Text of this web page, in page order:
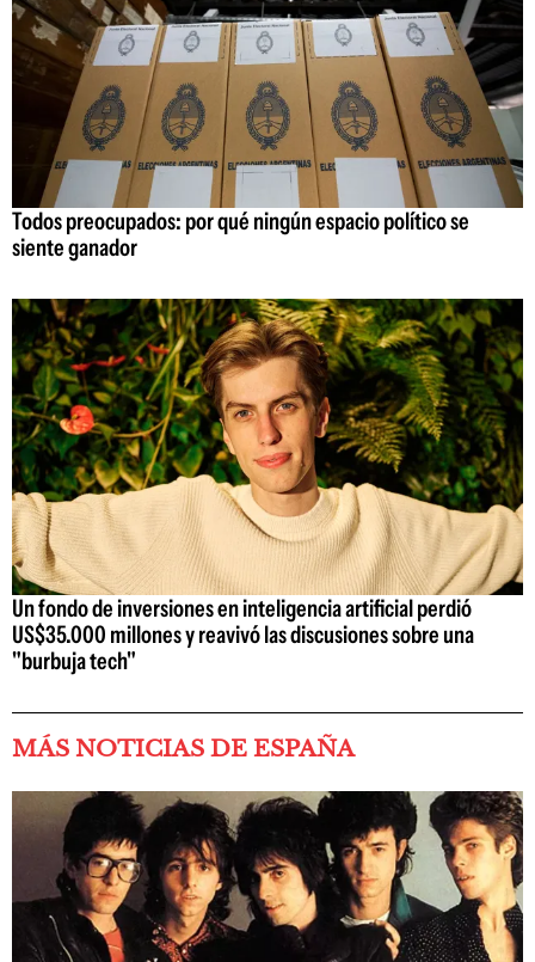
Todos preocupados: por qué ningún espacio político se
siente ganador
Un fondo de inversiones en inteligencia artificial perdió
US$35.000 millones y reavivó las discusiones sobre una
"burbuja tech"
MÁS NOTICIAS DE ESPAÑA